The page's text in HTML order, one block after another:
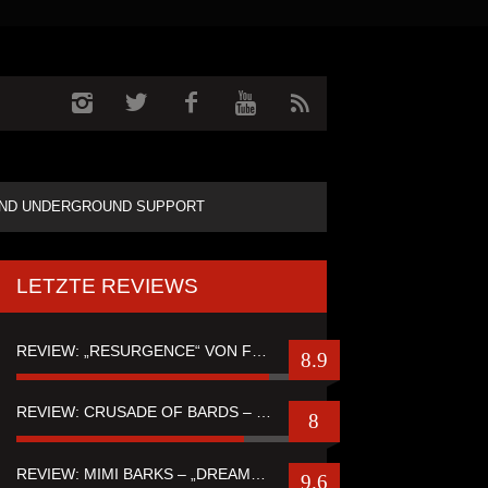
UNDERGROUND SUPPORT
LETZTE REVIEWS
8.9
REVIEW: CRUSADE OF BARDS – “TALES OF DISTANT WORLDS“ 8
9.6